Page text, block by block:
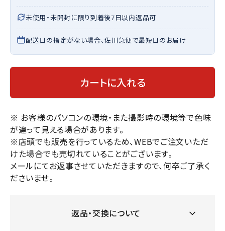
未使用・未開封に限り到着後7日以内返品可
配送日の指定がない場合、佐川急便で最短日のお届け
カートに入れる
※ お客様のパソコンの環境・また撮影時の環境等で色味
が違って見える場合があります。
※店頭でも販売を行っているため、WEBでご注文いただ
けた場合でも売切れていることがございます。
メールにてお返事させていただきますので、何卒ご了承く
ださいませ。
返品・交換について